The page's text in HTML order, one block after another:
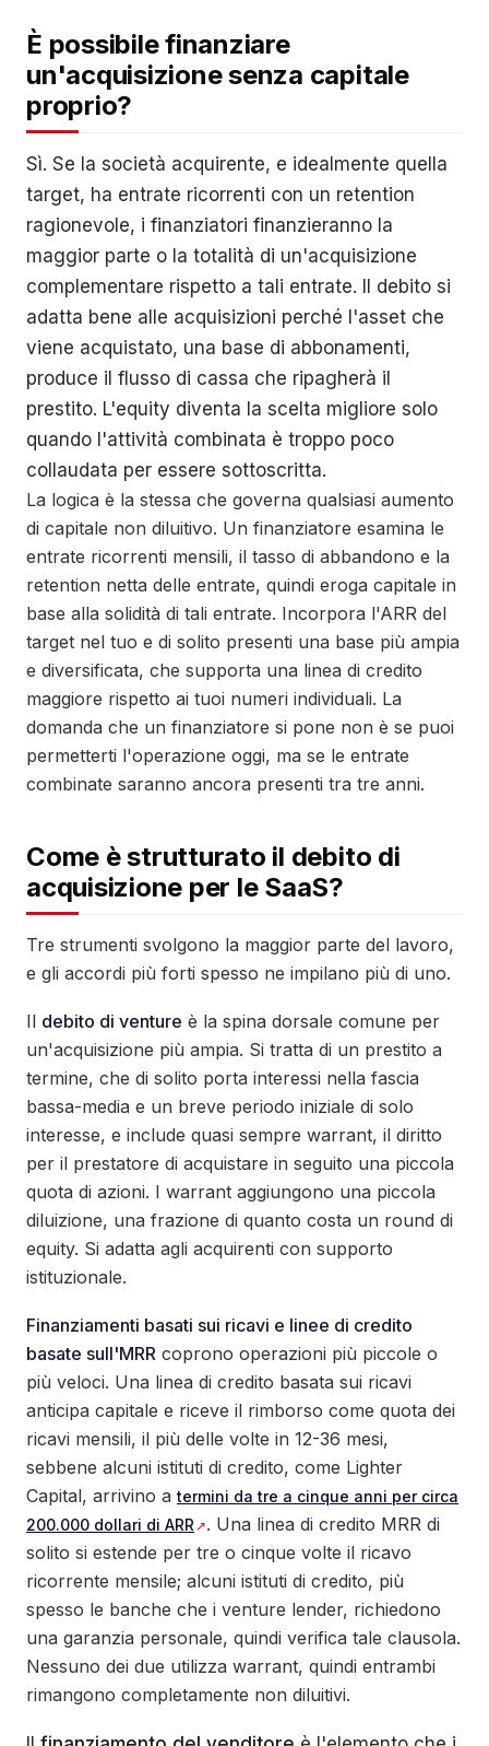
È possibile finanziare
un'acquisizione senza capitale
proprio?
Sì. Se la società acquirente, e idealmente quella
target, ha entrate ricorrenti con un retention
ragionevole, i finanziatori finanzieranno la
maggior parte o la totalità di un'acquisizione
complementare rispetto a tali entrate. Il debito si
adatta bene alle acquisizioni perché l'asset che
viene acquistato, una base di abbonamenti,
produce il flusso di cassa che ripagherà il
prestito. L'equity diventa la scelta migliore solo
quando l'attività combinata è troppo poco
collaudata per essere sottoscritta.
La logica è la stessa che governa qualsiasi aumento
di capitale non diluitivo. Un finanziatore esamina le
entrate ricorrenti mensili, il tasso di abbandono e la
retention netta delle entrate, quindi eroga capitale in
base alla solidità di tali entrate. Incorpora l'ARR del
target nel tuo e di solito presenti una base più ampia
e diversificata, che supporta una linea di credito
maggiore rispetto ai tuoi numeri individuali. La
domanda che un finanziatore si pone non è se puoi
permetterti l'operazione oggi, ma se le entrate
combinate saranno ancora presenti tra tre anni.
Come è strutturato il debito di
acquisizione per le SaaS?
Tre strumenti svolgono la maggior parte del lavoro,
e gli accordi più forti spesso ne impilano più di uno.
Il debito di venture è la spina dorsale comune per
un'acquisizione più ampia. Si tratta di un prestito a
termine, che di solito porta interessi nella fascia
bassa-media e un breve periodo iniziale di solo
interesse, e include quasi sempre warrant, il diritto
per il prestatore di acquistare in seguito una piccola
quota di azioni. I warrant aggiungono una piccola
diluizione, una frazione di quanto costa un round di
equity. Si adatta agli acquirenti con supporto
istituzionale.
Finanziamenti basati sui ricavi e linee di credito
basate sull'MRR coprono operazioni più piccole o
più veloci. Una linea di credito basata sui ricavi
anticipa capitale e riceve il rimborso come quota dei
ricavi mensili, il più delle volte in 12-36 mesi,
sebbene alcuni istituti di credito, come Lighter
Capital, arrivino atermini da tre a cinque anni per circa
200.000 dollari di ARR
. Una linea di credito MRR di
solito si estende per tre o cinque volte il ricavo
ricorrente mensile; alcuni istituti di credito, più
spesso le banche che i venture lender, richiedono
una garanzia personale, quindi verifica tale clausola.
Nessuno dei due utilizza warrant, quindi entrambi
rimangono completamente non diluitivi.